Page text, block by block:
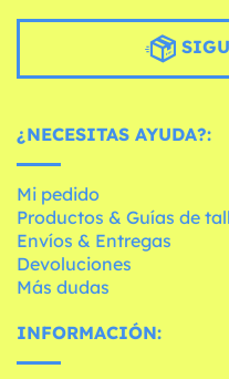
¿NECESITAS AYUDA?:
Mi pedido
Productos & Guías de
Envíos & Entregas
Devoluciones
Más dudas
INFORMACIÓN: